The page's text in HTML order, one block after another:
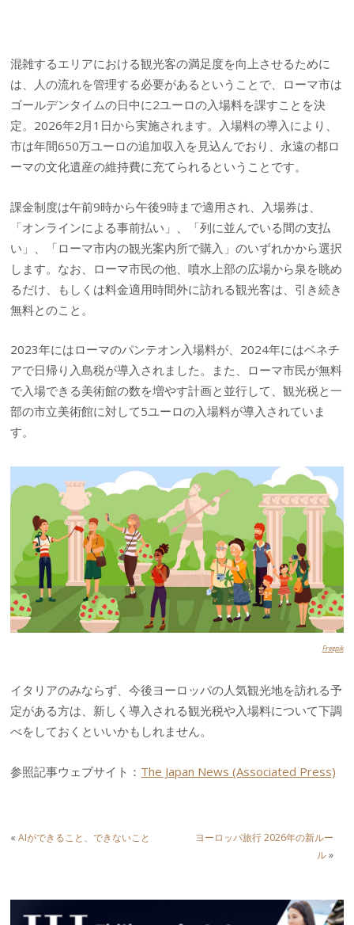
混雑するエリアにおける観光客の満足度を向上させるために
は、人の流れを管理する必要があるということで、ローマ市は
ゴールデンタイムの日中に2ユーロの入場料を課すことを決
定。2026年2月1日から実施されます。入場料の導入により、
市は年間650万ユーロの追加収入を見込んでおり、永遠の都ロ
ーマの文化遺産の維持費に充てられるということです。
課金制度は午前9時から午後9時まで適用され、入場券は、
「オンラインによる事前払い」、「列に並んでいる間の支払
い」、「ローマ市内の観光案内所で購入」のいずれかから選択
します。なお、ローマ市民の他、噴水上部の広場から泉を眺め
るだけ、もしくは料金適用時間外に訪れる観光客は、引き続き
無料とのこと。
2023年にはローマのパンテオン入場料が、2024年にはベネチ
アで日帰り入島税が導入されました。また、ローマ市民が無料
で入場できる美術館の数を増やす計画と並行して、観光税と一
部の市立美術館に対して5ユーロの入場料が導入されていま
す。
Freepik
イタリアのみならず、今後ヨーロッパの人気観光地を訪れる予
定がある方は、新しく導入される観光税や入場料について下調
べをしておくといいかもしれません。
参照記事ウェブサイト： The Japan News (Associated Press)
«AIができること、できないこと
ヨーロッパ旅行 2026年の新ルー
ル»